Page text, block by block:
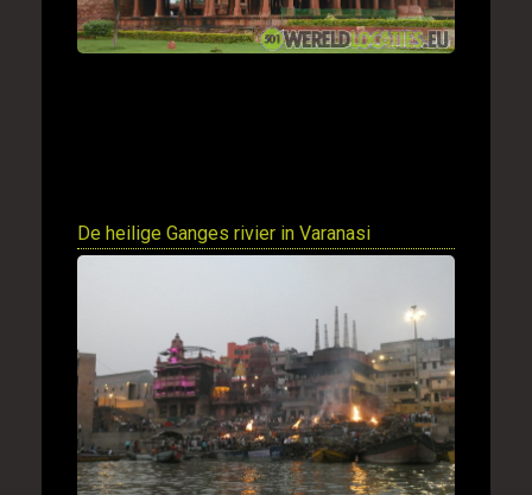
De heilige Ganges rivier in Varanasi